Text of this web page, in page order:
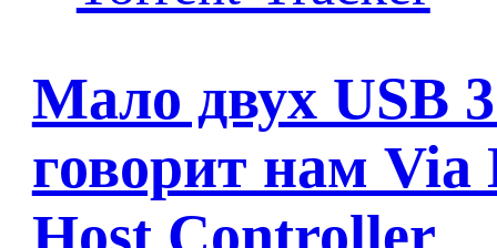
Мало двух USB
говорит нам Via